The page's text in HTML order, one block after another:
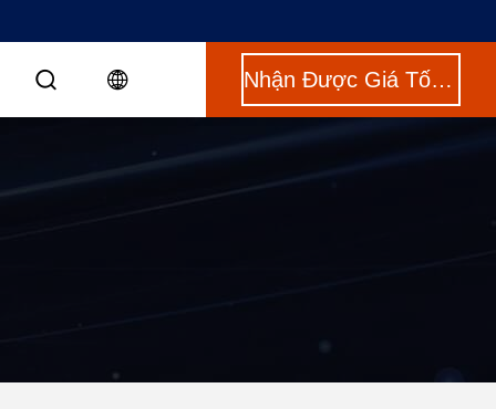
Nhận Được Giá Tốt Nhất